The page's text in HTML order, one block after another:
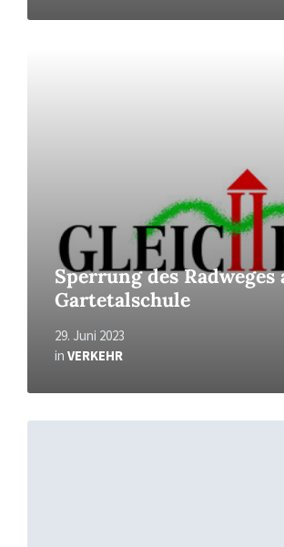
Sperrung des Radweges
Gartetalschule
29. Juni 2023
in VERKEHR
Read